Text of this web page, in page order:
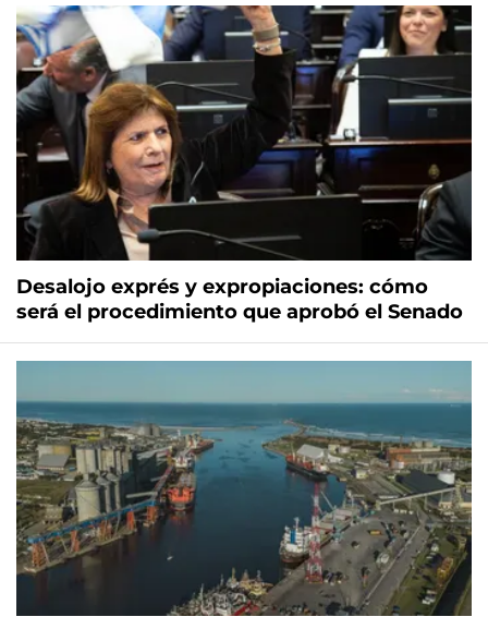
Desalojo exprés y expropiaciones: cómo
será el procedimiento que aprobó el Senado